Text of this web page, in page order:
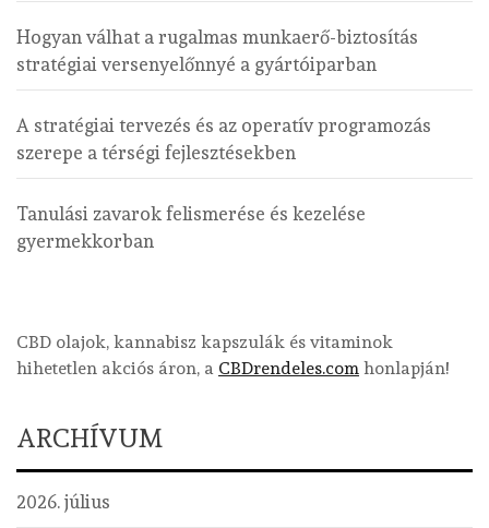
Hogyan válhat a rugalmas munkaerő-biztosítás
stratégiai versenyelőnnyé a gyártóiparban
A stratégiai tervezés és az operatív programozás
szerepe a térségi fejlesztésekben
Tanulási zavarok felismerése és kezelése
gyermekkorban
CBD olajok, kannabisz kapszulák és vitaminok
hihetetlen akciós áron, a CBDrendeles.com honlapján!
ARCHÍVUM
2026. július